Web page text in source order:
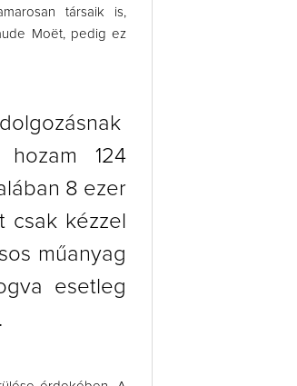
társaik is,
Moët, pedig ez
124
8 ezer
csak kézzel
műanyag
esetleg